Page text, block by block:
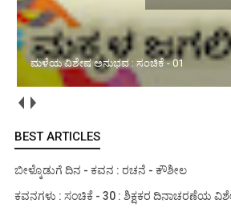
ಮಳೆಯ ವಿಶೇಷ ಅನುಭವ : ಸಂಚಿಕೆ - 01
BEST ARTICLES
ಬೀಳ್ಕೊಡುಗೆ ದಿನ - ಕವನ : ರಚನೆ - ಕೌಶೀಲ
ಕವನಗಳು : ಸಂಚಿಕೆ - 30 : ಶಿಕ್ಷಕರ ದಿನಾಚರಣೆಯ